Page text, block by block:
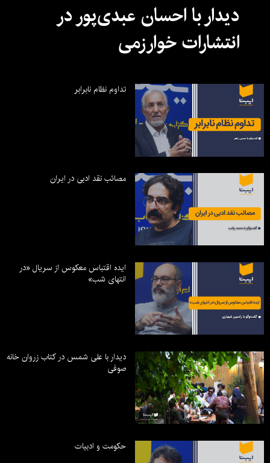
دیدار با احسان عبدی‌پور در
انتشارات خوارزمی
تداوم نظام نابرابر
مصائب نقد ادبی در ایران
ایده اقتباس معکوس از سریال «در
انتهای شب»
دیدار با علی شمس در کتاب زروان خانه
صوفی
حکومت و ادبیات